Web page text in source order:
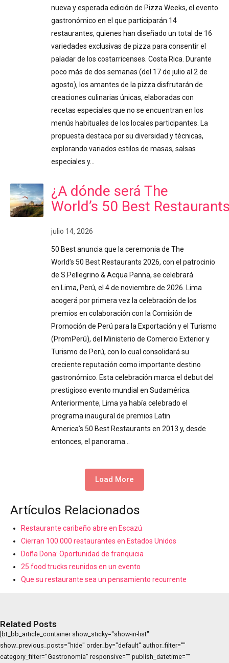
nueva y esperada edición de Pizza Weeks, el evento
gastronómico en el que participarán 14
restaurantes, quienes han diseñado un total de 16
variedades exclusivas de pizza para consentir el
paladar de los costarricenses. Costa Rica. Durante
poco más de dos semanas (del 17 de julio al 2 de
agosto), los amantes de la pizza disfrutarán de
creaciones culinarias únicas, elaboradas con
recetas especiales que no se encuentran en los
menús habituales de los locales participantes. La
propuesta destaca por su diversidad y técnicas,
explorando variados estilos de masas, salsas
especiales y…
¿A dónde será The
World’s 50 Best
julio 14, 2026
50 Best anuncia que la ceremonia de The
World’s 50 Best Restaurants 2026, con el patrocinio
de S.Pellegrino & Acqua Panna, se celebrará
en Lima, Perú, el 4 de noviembre de 2026. Lima
acogerá por primera vez la celebración de los
premios en colaboración con la Comisión de
Promoción de Perú para la Exportación y el Turismo
(PromPerú), del Ministerio de Comercio Exterior y
Turismo de Perú, con lo cual consolidará su
creciente reputación como importante destino
gastronómico. Esta celebración marca el debut del
prestigioso evento mundial en Sudamérica.
Anteriormente, Lima ya había celebrado el
programa inaugural de premios Latin
America’s 50 Best Restaurants en 2013 y, desde
entonces, el panorama…
Load More
Artículos Relacionados
Restaurante caribeño abre en Escazú
Cierran 100.000 restaurantes en Estados Unidos
Doña Dona: Oportunidad de franquicia
25 food trucks reunidos en un evento
Que su restaurante sea un pensamiento recurrente
Related Posts
[bt_bb_article_container show_sticky="show-in-list"
show_previous_posts="hide" order_by="default" author_filter=""
category_filter="Gastronomía" responsive="" publish_datetime=""